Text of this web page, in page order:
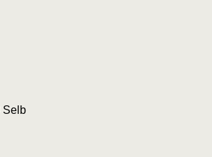
Selb